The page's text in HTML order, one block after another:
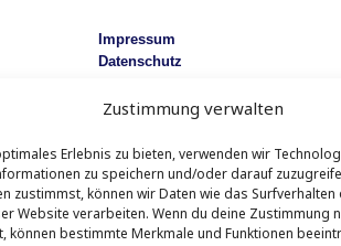
Zustimmung verwalten
Erlebnis zu bieten, verwenden wir
zu speichern und/oder darauf
zustimmst, können wir Daten wie das
Website verarbeiten. Wenn du deine Zustimmung
können bestimmte Merkmale und Funktionen
Impressum
Datenschutz